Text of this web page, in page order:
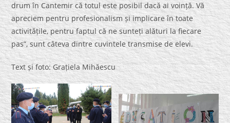
drum în Cantemir că totul este posibil dacă ai voință. Vă
apreciem pentru profesionalism și implicare în toate
activitățile, pentru faptul că ne sunteți alături la fiecare
pas”, sunt câteva dintre cuvintele transmise de elevi.
Text și foto: Grațiela Mihăescu